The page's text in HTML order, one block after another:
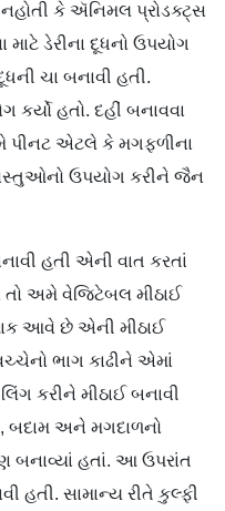
નહોતી કે ઍનિમલ પ્રોડક્ટ્સ
માટે ડેરીના દૂધનો ઉપયોગ
ચા બનાવી હતી.
કર્યો હતો. દહીં બનાવવા
પીનટ એટલે કે મગફળીના
ઉપયોગ કરીને જૈન
હતી એની વાત કરતાં
તો અમે વેજિટેબલ મીઠાઈ
આવે છે એની મીઠાઈ
ભાગ કાઢીને એમાં
કરીને મીઠાઈ બનાવી
બદામ અને મગદાળનો
બનાવ્યાં હતાં. આ ઉપરાંત
હતી. સામાન્ય રીતે કુલ્ફી